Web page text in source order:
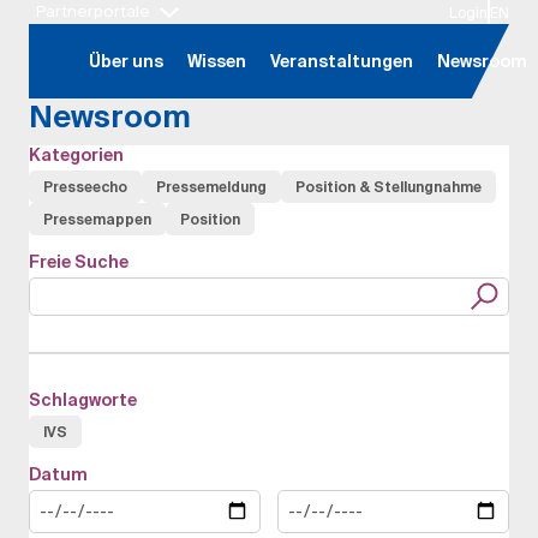
Hauptregion der Seite anspringen
Über uns Wissen Veranstaltungen Newsroom
Newsroom
Kategorien
Presseecho Pressemeldung Position & Stellungnahme
Pressemappen Position
Freie Suche
Schlagworte
IVS
Datum